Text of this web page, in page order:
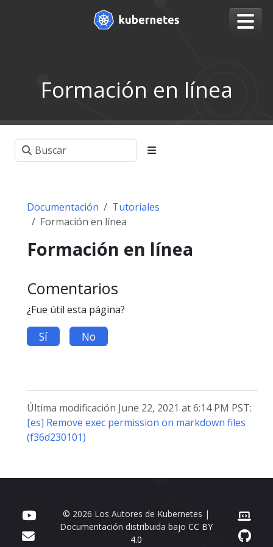
Formación en línea
Documentación
Tutoriales
Formación en línea
Formación en línea
Comentarios
¿Fue útil esta página?
Sí No
Última modificación June 22, 2021 at 6:14 PM PST:
[es] Remove exec permission on markdown files
(f36d230101)
© 2026 Los Autores de Kubernetes |
Documentación distribuida bajoCC BY
4.0